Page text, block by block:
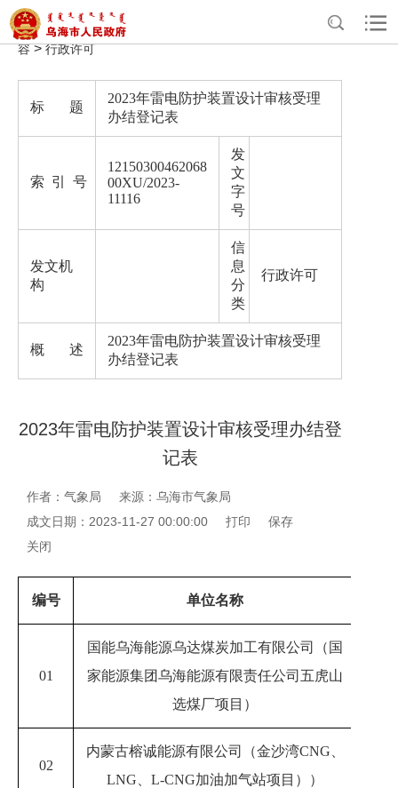
首页 >政务公开>气象局政府信息公开
法定主动公开内
容>行政许可
标 题
2023年雷电防护装置设计审核受理
办结登记表
索 引 号
12150300462068
00XU/2023-
11116
发
文
字
号
发文机
构
信
息
分
类
行政许可
概 述
2023年雷电防护装置设计审核受理
办结登记表
2023年雷电防护装置设计审核受理办结登
记表
作者：气象局
来源：乌海市气象局
成文日期：2023-11-27 00:00:00
打印
保存
关闭
编号 单位名称
01
国能乌海能源乌达煤炭加工有限公司（国
家能源集团乌海能源有限责任公司五虎山
选煤厂项目）
02
内蒙古榕诚能源有限公司（金沙湾CNG、
LNG、L-CNG加油加气站项目））